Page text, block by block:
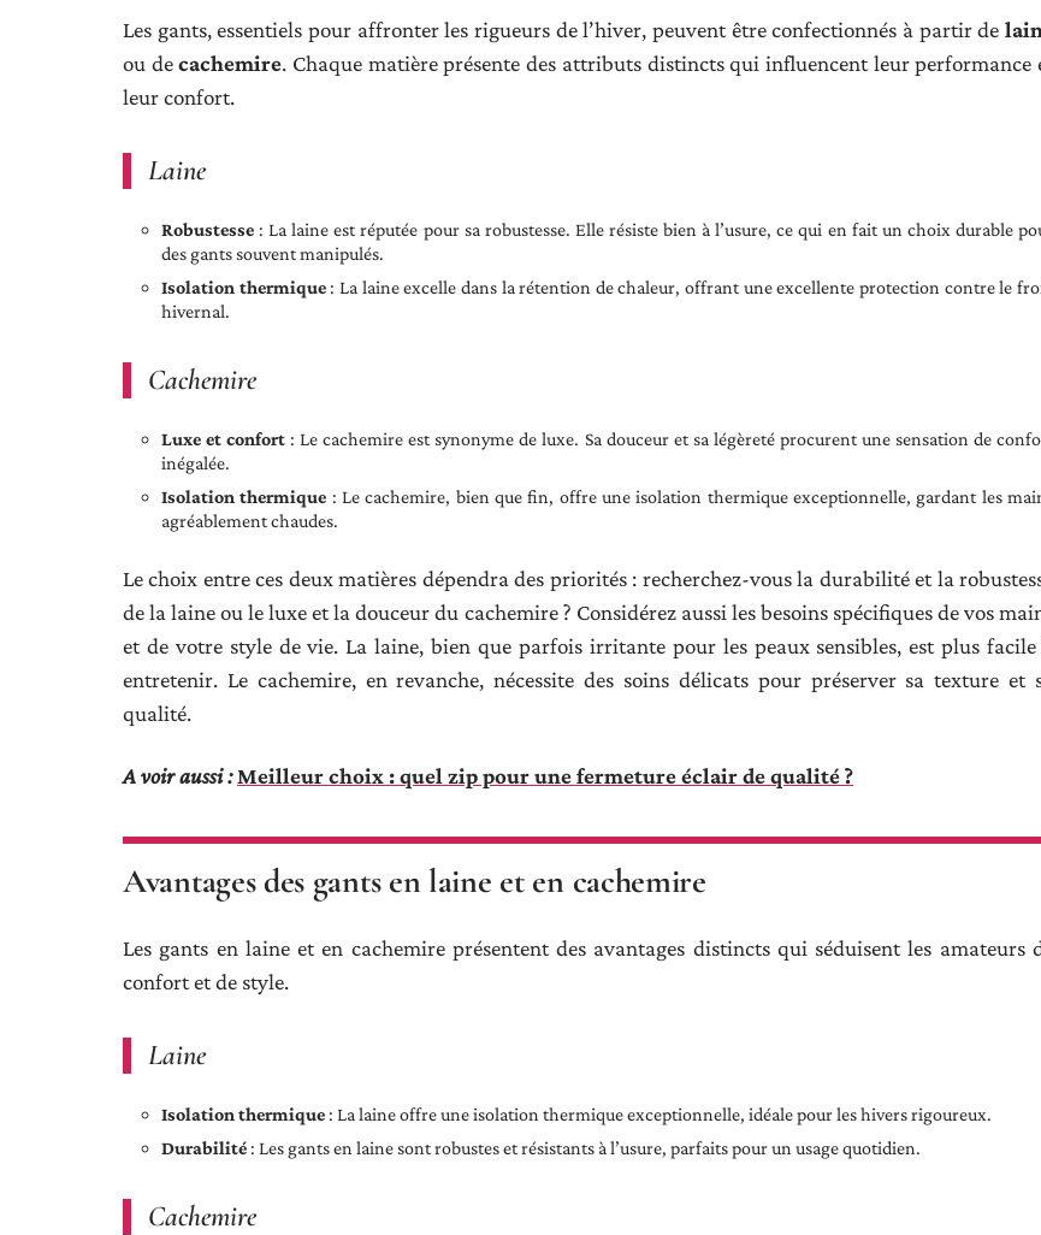
Les gants, essentiels pour affronter les rigueurs de l’hiver, peuvent être confectionnés à partir de
ou decachemire. Chaque matière présente des attributs distincts qui influencent leur performance
leur confort.
Laine
Robustesse : La laine est réputée pour sa robustesse. Elle résiste bien à l’usure, ce qui en fait un choix durable
des gants souvent manipulés.
Isolation thermique: La laine excelle dans la rétention de chaleur, offrant une excellente protection contre le
hivernal.
Cachemire
Luxe et confort : Le cachemire est synonyme de luxe. Sa douceur et sa légèreté procurent une sensation de
inégalée.
Isolation thermique : Le cachemire, bien que fin, offre une isolation thermique exceptionnelle, gardant les
agréablement chaudes.
Le choix entre ces deux matières dépendra des priorités : recherchez-vous la durabilité et la
de la laine ou le luxe et la douceur du cachemire ? Considérez aussi les besoins spécifiques de vos
et de votre style de vie. La laine, bien que parfois irritante pour les peaux sensibles, est plus facile
entretenir. Le cachemire, en revanche, nécessite des soins délicats pour préserver sa texture et
qualité.
A voir aussi :Meilleur choix : quel zip pour une fermeture éclair de qualité ?
Avantages des gants en laine et en cachemire
Les gants en laine et en cachemire présentent des avantages distincts qui séduisent les amateurs
confort et de style.
Laine
Isolation thermique : La laine offre une isolation thermique exceptionnelle, idéale pour les hivers rigoureux.
Durabilité : Les gants en laine sont robustes et résistants à l’usure, parfaits pour un usage quotidien.
Cachemire